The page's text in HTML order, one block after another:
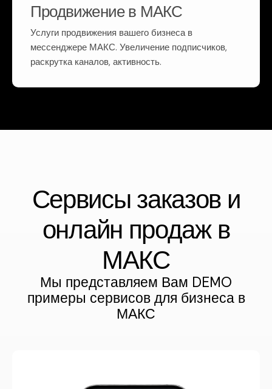
Продвижение в МАКС
Услуги продвижения вашего бизнеса в
мессенджере МАКС. Увеличение подписчиков,
раскрутка каналов, активность.
Сервисы заказов и
онлайн продаж в
МАКС
Мы представляем Вам DEMO
примеры сервисов для бизнеса в
МАКС